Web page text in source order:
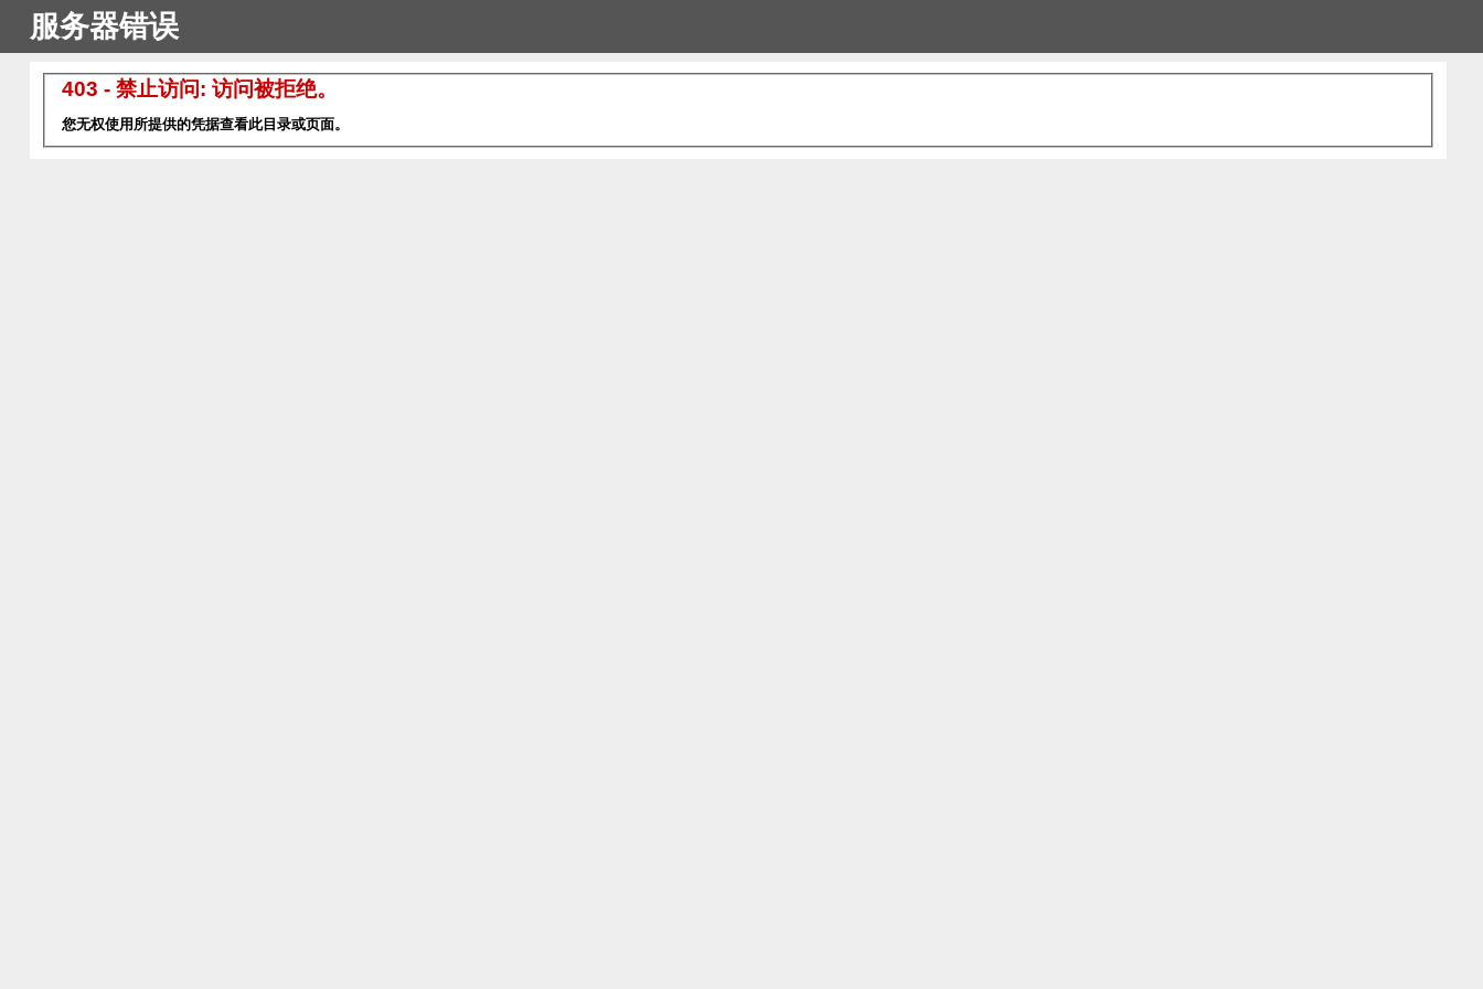
服务器错误
403 - 禁止访问: 访问被拒绝。
您无权使用所提供的凭据查看此目录或页面。